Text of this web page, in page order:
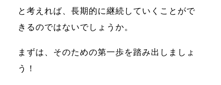
と考えれば、長期的に継続していくことがで
きるのではないでしょうか。
まずは、そのための第一歩を踏み出しましょ
う！